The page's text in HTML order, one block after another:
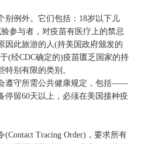
别例外。它们包括：18岁以下儿
参与者，对疫苗有医疗上的禁忌
因此旅游的人(持美国政府颁发的
(经CDC确定的)疫苗匮乏国家的持
别有限的类别。
遵守所需公共健康规定，包括——
留60天以上，必须在美国接种疫
Tracing Order)，要求所有